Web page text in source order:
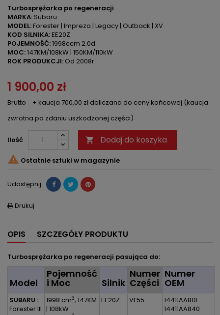
Turbosprężarka po regeneracji
MARKA: Subaru
MODEL:Forester | Impreza | Legacy | Outback | XV
KOD SILNIKA:EE20Z
POJEMNOŚĆ:1998ccm 2.0d
MOC:147KM/108kW | 150KM/110kW
ROK PRODUKCJI: Od 2008r
1 900,00 zł
Brutto
+ kaucja 700,00 zł doliczana do ceny końcowej (kaucja
zwrotna po zdaniu uszkodzonej części)
Ilość  Dodaj do koszyka
 Ostatnie sztuki w magazynie
Udostępnij
 Drukuj
OPIS SZCZEGÓŁY PRODUKTU
Turbosprężarka po regeneracji pasująca do:
Model
Pojemność
i Moc Silnik
Numer
Części
Numer
OEM
SUBARU :
Forester III
1998 cm3, 147KM
| 108kW
EE20Z VF55
14411AA810
14411AA840